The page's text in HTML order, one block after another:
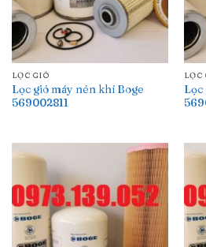
LỌC GIÓ
Lọc gió máy nén khí Boge
569002811
LỌC
Lọc